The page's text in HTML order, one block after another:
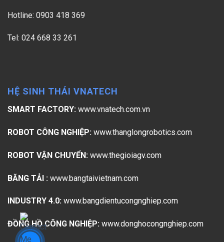
Hotline: 0903 418 369
Tel: 024 668 33 261
HỆ SINH THÁI VNATECH
SMART FACTORY: www.vnatech.com.vn
ROBOT CÔNG NGHIỆP: www.thanglongrobotics.com
ROBOT VẬN CHUYỂN: www.thegioiagv.com
BĂNG TẢI : www.bangtaivietnam.com
INDUSTRY 4.0: www.bangdientucongnghiep.com
ĐỒNG HỒ CÔNG NGHIỆP: www.donghocongnghiep.com